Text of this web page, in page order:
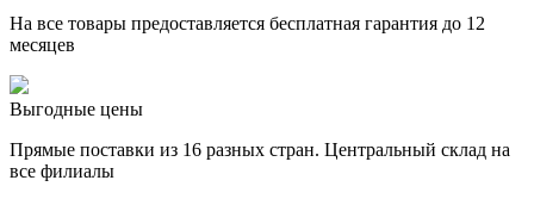
На все товары предоставляется бесплатная гарантия до 12
месяцев
Выгодные цены
Прямые поставки из 16 разных стран. Центральный склад на
все филиалы